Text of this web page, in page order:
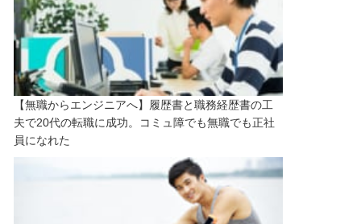
【無職からエンジニアへ】履歴書と職務経歴書の工
夫で20代の転職に成功。コミュ障でも無職でも正社
員になれた